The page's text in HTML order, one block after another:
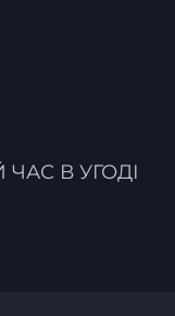
ЧАС В УГОДІ